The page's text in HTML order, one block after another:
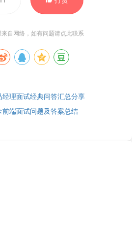
自网络，如有问题请点此联系
经理面试经典问答汇总分享
前端面试问题及答案总结